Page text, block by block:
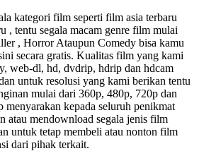
kategori film seperti film asia terbaru
, tentu segala macam genre film mulai
, Horror Ataupun Comedy bisa kamu
secara gratis. Kualitas film yang kami
web-dl, hd, dvdrip, hdrip dan hdcam
untuk resolusi yang kami berikan tentu
mulai dari 360p, 480p, 720p dan
menyarakan kepada seluruh penikmat
atau mendownload segala jenis film
untuk tetap membeli atau nonton film
dari pihak terkait.